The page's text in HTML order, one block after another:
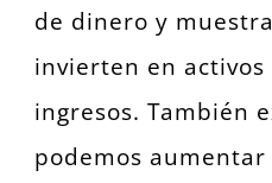
de dinero y
invierten en activos
ingresos. También
podemos